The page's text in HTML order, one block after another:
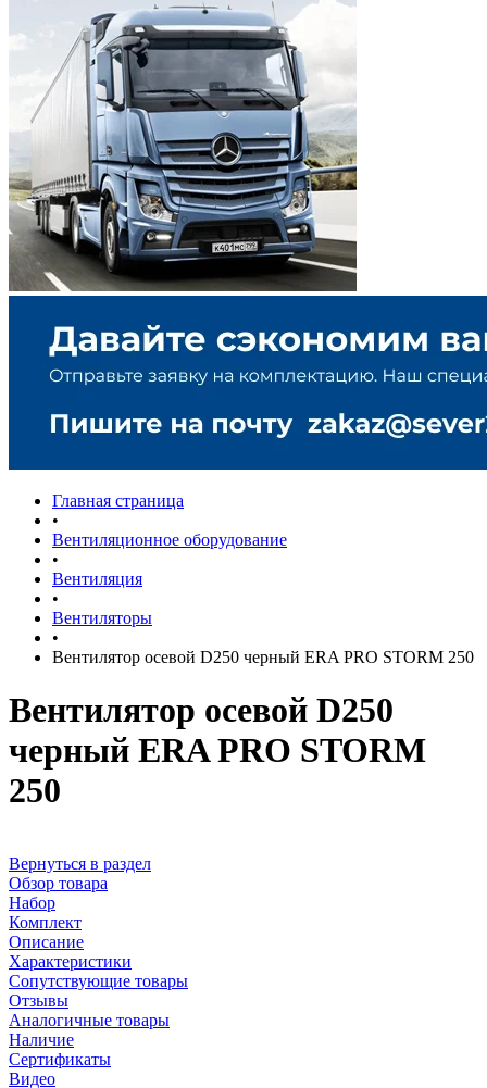
Главная страница
•
Вентиляционное оборудование
•
Вентиляция
•
Вентиляторы
•
Вентилятор осевой D250 черный ERA PRO STORM 250
Вентилятор осевой D250
черный ERA PRO STORM
250
Вернуться в раздел
Обзор товара
Набор
Комплект
Описание
Характеристики
Сопутствующие товары
Отзывы
Аналогичные товары
Наличие
Сертификаты
Видео